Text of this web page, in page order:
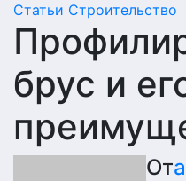
Статьи Строительство
брус и
От